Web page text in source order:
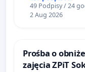
Żeromskiego
49 Podpisy / 24
2 Aug 2026
Prośba o
zajęcia ZPiT